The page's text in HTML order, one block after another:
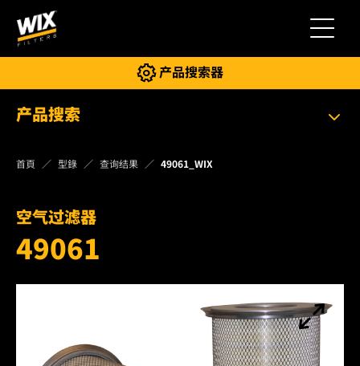
切换导航
产品搜索器
产品搜索
首頁 型錄 查询结果 49061_WIX
空气过滤器
49061